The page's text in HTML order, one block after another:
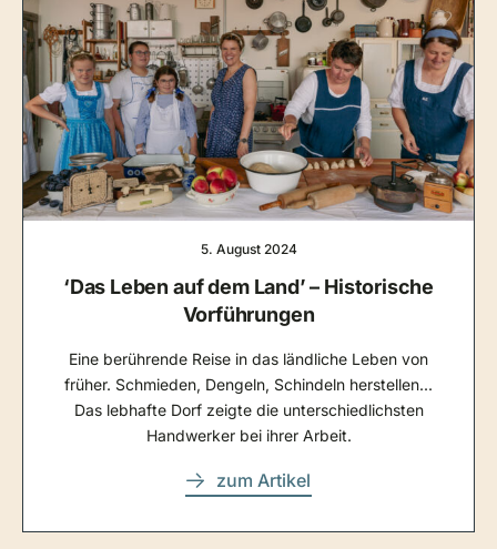
5. August 2024
‘Das Leben auf dem Land’ – Historische
Vorführungen
Eine berührende Reise in das ländliche Leben von
früher. Schmieden, Dengeln, Schindeln herstellen...
Das lebhafte Dorf zeigte die unterschiedlichsten
Handwerker bei ihrer Arbeit.
zum Artikel